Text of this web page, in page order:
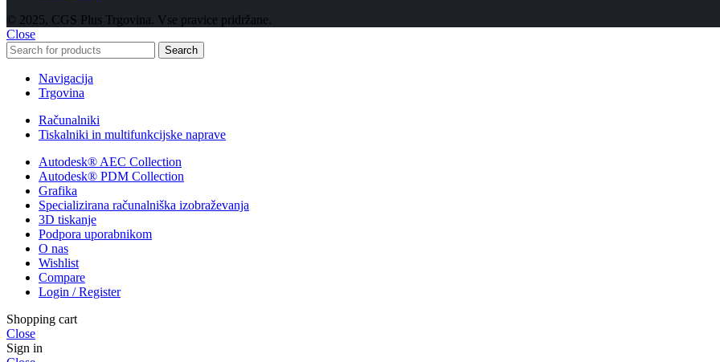
© 2025, CGS Plus Trgovina. Vse pravice pridržane.
Close
Search
Navigacija
Trgovina
Računalniki
Tiskalniki in multifunkcijske naprave
Autodesk® AEC Collection
Autodesk® PDM Collection
Grafika
Specializirana računalniška izobraževanja
3D tiskanje
Podpora uporabnikom
O nas
Wishlist
Compare
Login / Register
Shopping cart
Close
Sign in